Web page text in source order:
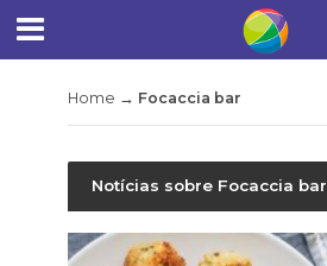
Home → Focaccia bar
Notícias sobre Focaccia bar